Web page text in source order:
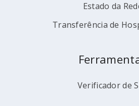
Estado da
Transferência de
Verificador de